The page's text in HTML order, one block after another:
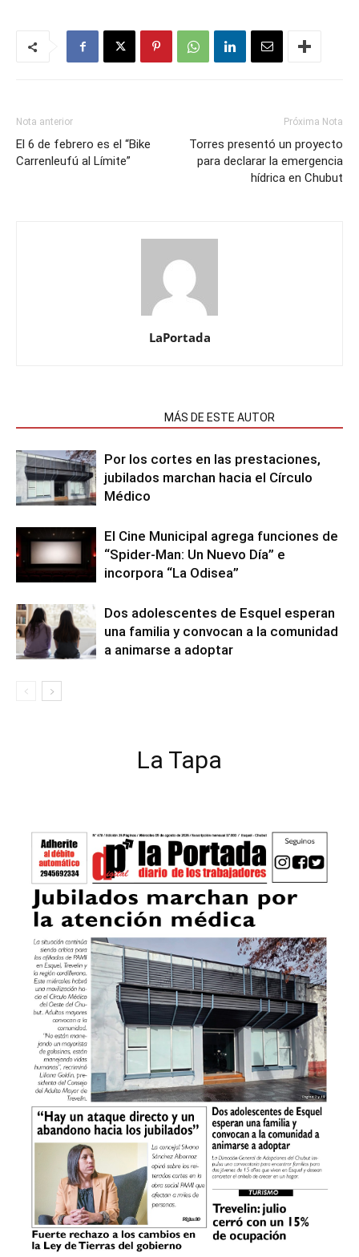
Nota anterior
El 6 de febrero es el “Bike
Carrenleufú al Límite”
Próxima Nota
Torres presentó un proyecto
para declarar la emergencia
hídrica en Chubut
LaPortada
MÁS DE ESTE AUTOR
Por los cortes en las prestaciones,
jubilados marchan hacia el Círculo
Médico
El Cine Municipal agrega funciones de
“Spider-Man: Un Nuevo Día” e
incorpora “La Odisea”
Dos adolescentes de Esquel esperan
una familia y convocan a la comunidad
a animarse a adoptar
La Tapa